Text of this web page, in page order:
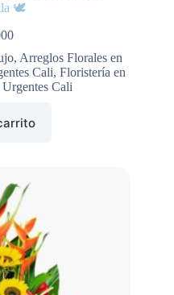
🕊️
, Arreglos Florales en
Cali, Floristería en
Cali